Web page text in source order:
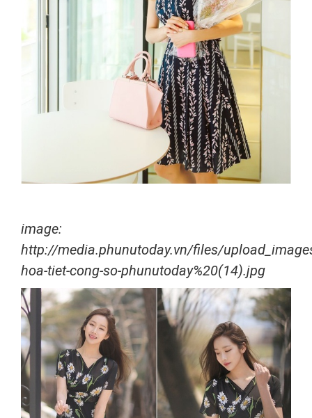
image:
http://media.phunutoday.vn/files/
hoa-tiet-cong-so-phunutoday%20(14).jpg